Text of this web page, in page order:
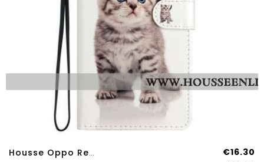
Housse Oppo Reno 14 Pro 5G Petit Chat €16.30